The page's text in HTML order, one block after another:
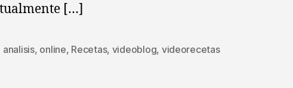
[…]
analisis, online, Recetas, videoblog, videorecetas